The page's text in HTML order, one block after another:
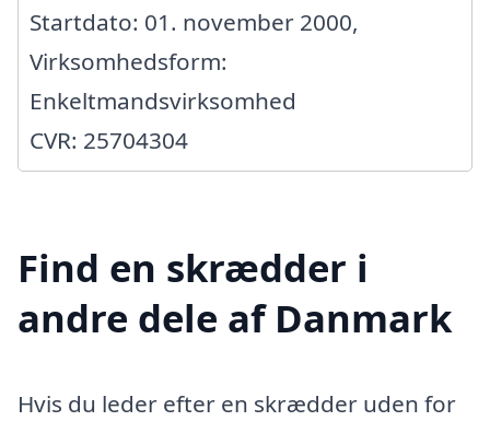
Startdato: 01. november 2000,
Virksomhedsform:
Enkeltmandsvirksomhed
CVR: 25704304
Find en skrædder i
andre dele af Danmark
Hvis du leder efter en skrædder uden for